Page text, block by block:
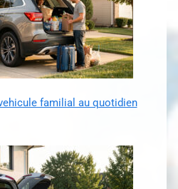
familial au quotidien